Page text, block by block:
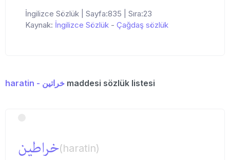
İngilizce Sözlük | Sayfa:835 | Sıra:23
Kaynak: İngilizce Sözlük - Çağdaş sözlük
haratin - خراتین maddesi sözlük listesi
خراطین(haratin)